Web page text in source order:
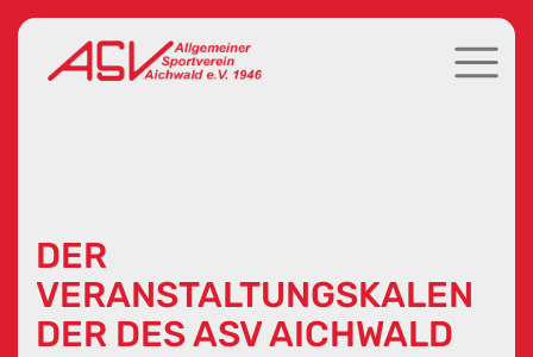
DER
VERANSTALTUNGSKALEN
DER DES ASV AICHWALD